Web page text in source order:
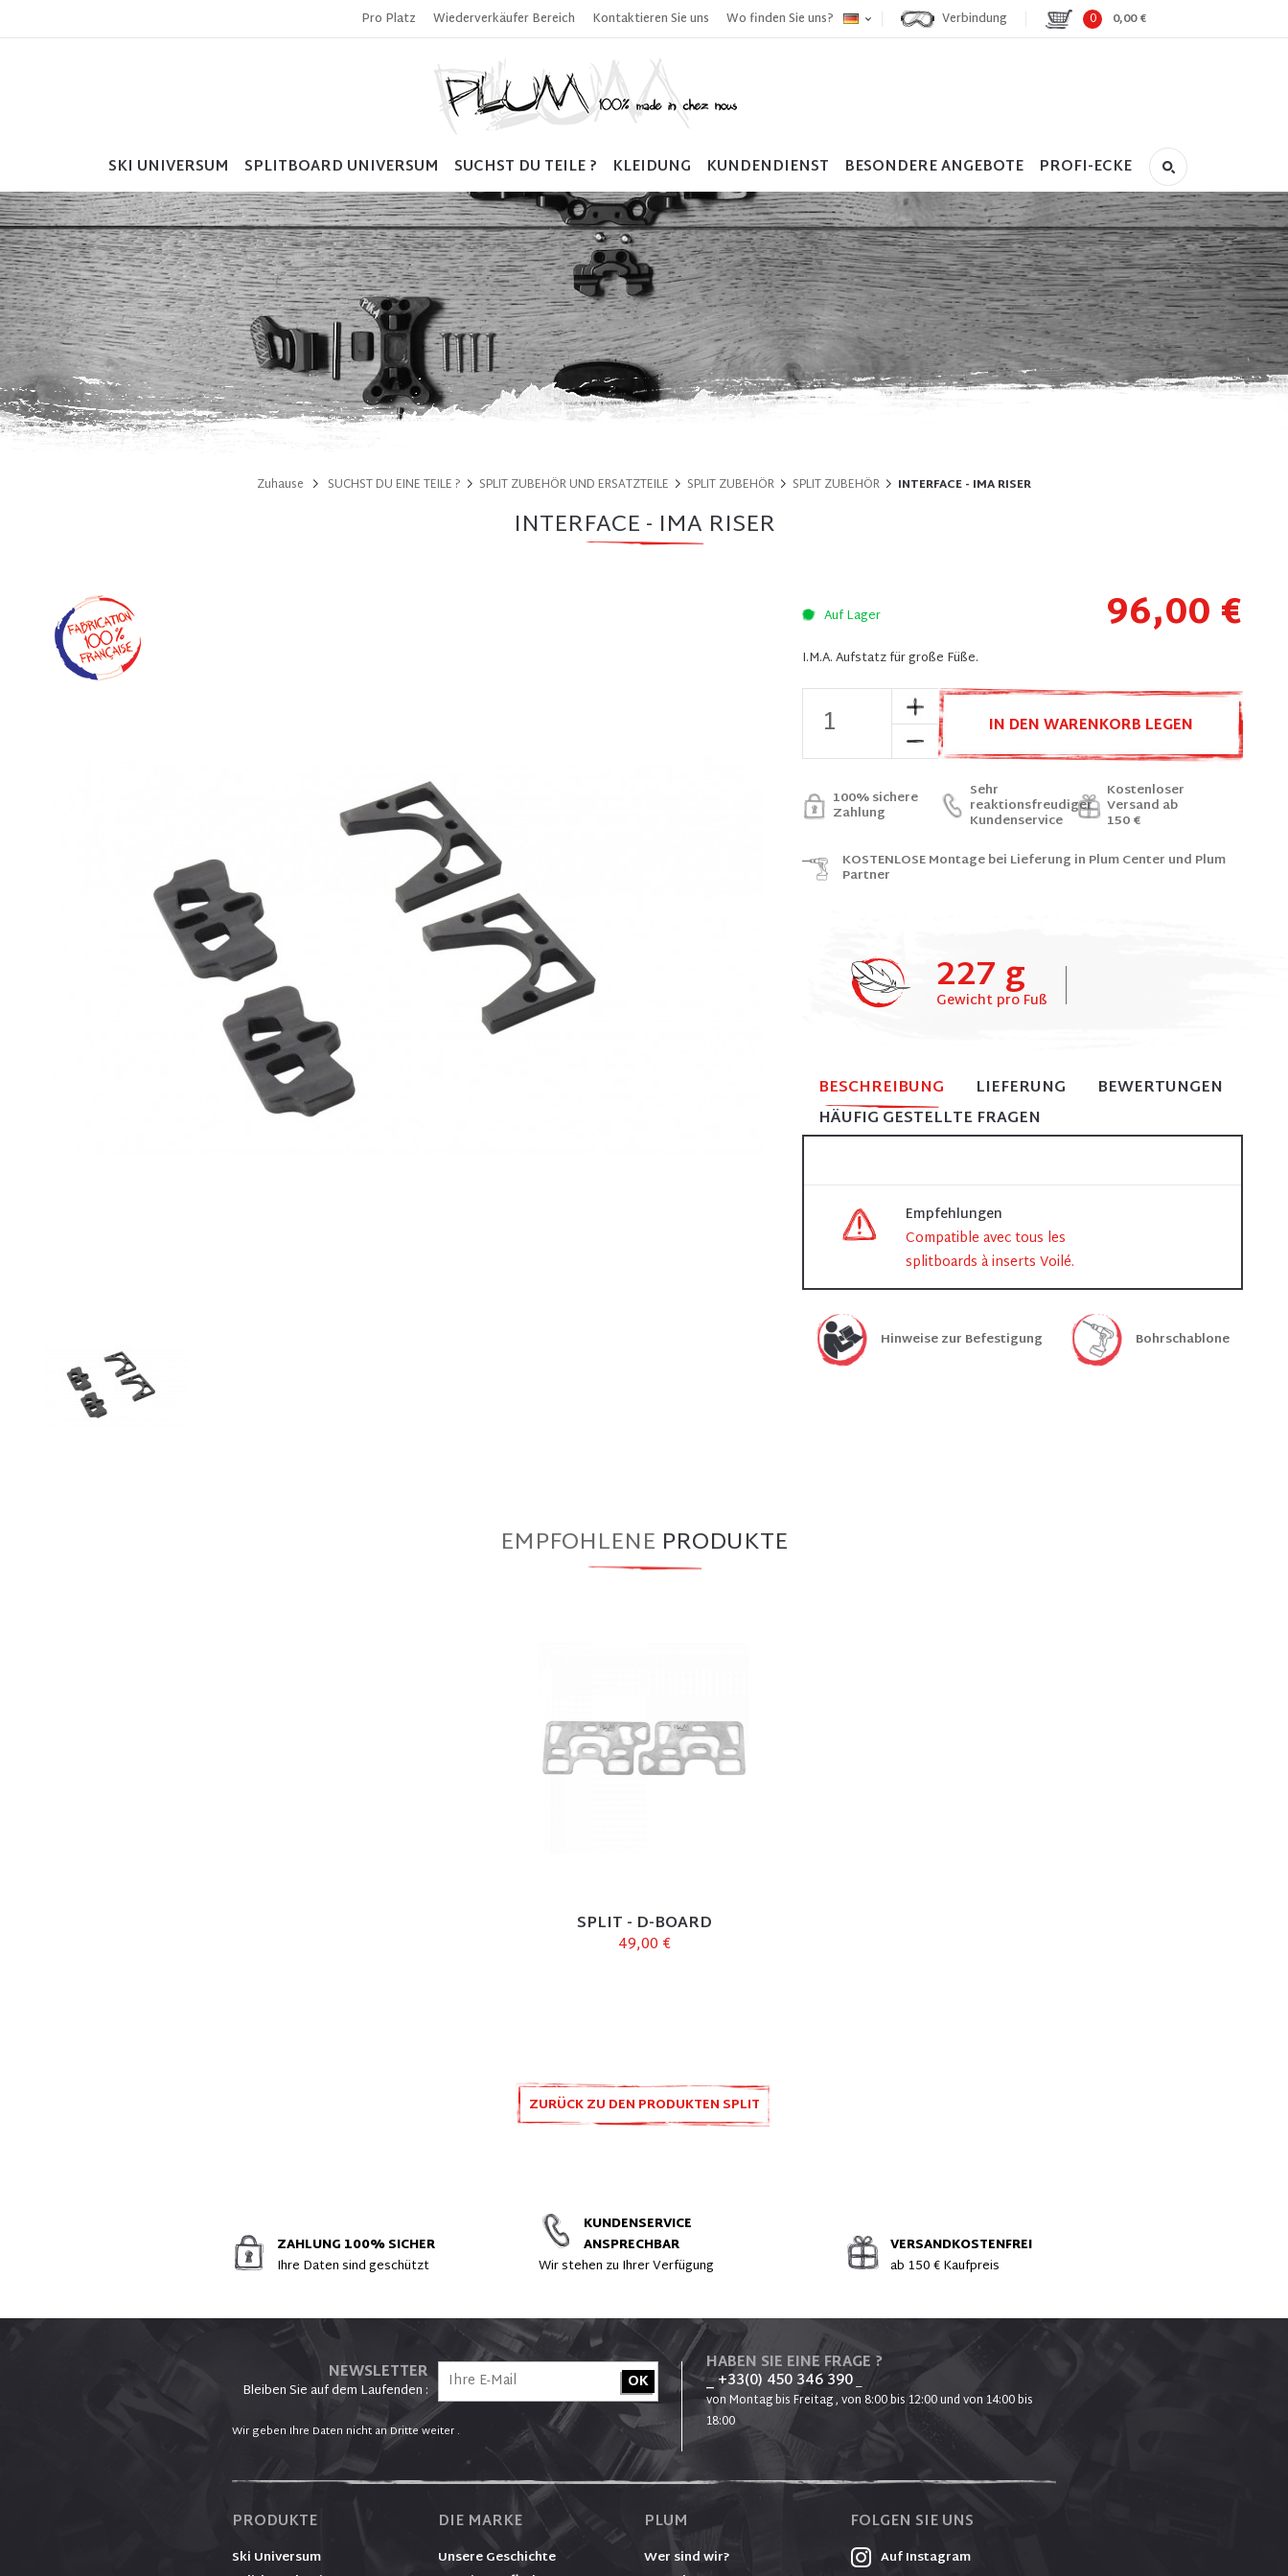
Pro Platz Wiederverkäufer Bereich Kontaktieren Sie uns Wo finden Sie uns? Verbindung 0 0,00 €
SKI UNIVERSUM SPLITBOARD UNIVERSUM SUCHST DU TEILE ? KLEIDUNG KUNDENDIENST BESONDERE ANGEBOTE PROFI-ECKE
Zuhause SUCHST DU EINE TEILE ? SPLIT ZUBEHÖR UND ERSATZTEILE SPLIT ZUBEHÖR SPLIT ZUBEHÖR INTERFACE - IMA RISER
INTERFACE - IMA RISER
Auf Lager 96,00 €
I.M.A. Aufstatz für große Füße.
IN DEN WARENKORB LEGEN
100% sichere
Zahlung
Sehr
reaktionsfreudiger
Kundenservice
Kostenloser
Versand ab
150 €
KOSTENLOSE Montage bei Lieferung in Plum Center und Plum
Partner
227 g
Gewicht pro Fuß
BESCHREIBUNG LIEFERUNG
BEWERTUNGEN
HÄUFIG GESTELLTE FRAGEN
Empfehlungen
Compatible avec tous les
splitboards à inserts Voilé.
Hinweise zur Befestigung Bohrschablone
EMPFOHLENE PRODUKTE
SPLIT - D-BOARD
49,00 €
ZURÜCK ZU DEN PRODUKTEN SPLIT
ZAHLUNG 100% SICHER
Ihre Daten sind geschützt
KUNDENSERVICE
ANSPRECHBAR
Wir stehen zu Ihrer Verfügung
VERSANDKOSTENFREI
ab 150 € Kaufpreis
NEWSLETTER
Bleiben Sie auf dem Laufenden :
Wir geben Ihre Daten nicht an Dritte weiter .
HABEN SIE EINE FRAGE ?
_ +33(0) 450 346 390_
von Montag bis Freitag , von 8:00 bis 12:00 und von 14:00 bis
18:00
PRODUKTE
Ski Universum
DIE MARKE
Unsere Geschichte
PLUM
Wer sind wir?
FOLGEN SIE UNS
Auf Instagram